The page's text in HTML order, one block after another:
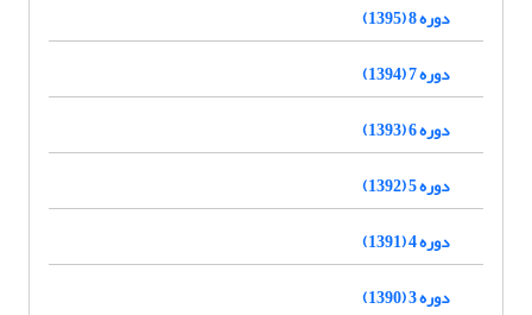
دوره 8 (1395)
دوره 7 (1394)
دوره 6 (1393)
دوره 5 (1392)
دوره 4 (1391)
دوره 3 (1390)